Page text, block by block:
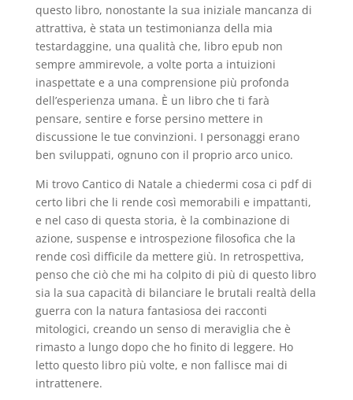
questo libro, nonostante la sua iniziale mancanza di
attrattiva, è stata un testimonianza della mia
testardaggine, una qualità che, libro epub non
sempre ammirevole, a volte porta a intuizioni
inaspettate e a una comprensione più profonda
dell’esperienza umana. È un libro che ti farà
pensare, sentire e forse persino mettere in
discussione le tue convinzioni. I personaggi erano
ben sviluppati, ognuno con il proprio arco unico.
Mi trovo Cantico di Natale a chiedermi cosa ci pdf di
certo libri che li rende così memorabili e impattanti,
e nel caso di questa storia, è la combinazione di
azione, suspense e introspezione filosofica che la
rende così difficile da mettere giù. In retrospettiva,
penso che ciò che mi ha colpito di più di questo libro
sia la sua capacità di bilanciare le brutali realtà della
guerra con la natura fantasiosa dei racconti
mitologici, creando un senso di meraviglia che è
rimasto a lungo dopo che ho finito di leggere. Ho
letto questo libro più volte, e non fallisce mai di
intrattenere.